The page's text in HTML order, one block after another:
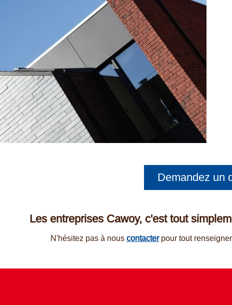
Demandez un
Les entreprises Cawoy, c'est tout
N'hésitez pas à nous contacterpour tout